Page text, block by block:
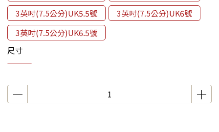
3英吋(7.5公分)UK5.5號
3英吋(7.5公分)UK6號
3英吋(7.5公分)UK6.5號
尺寸